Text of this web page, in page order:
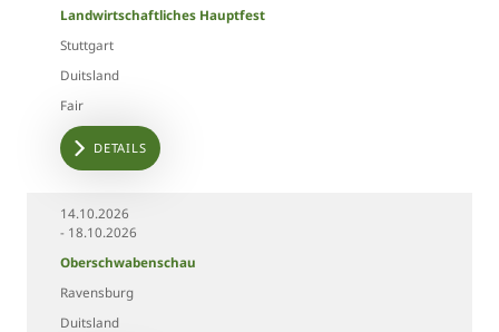
Landwirtschaftliches Hauptfest
Stuttgart
Duitsland
Fair
DETAILS
14.10.2026
- 18.10.2026
Oberschwabenschau
Ravensburg
Duitsland